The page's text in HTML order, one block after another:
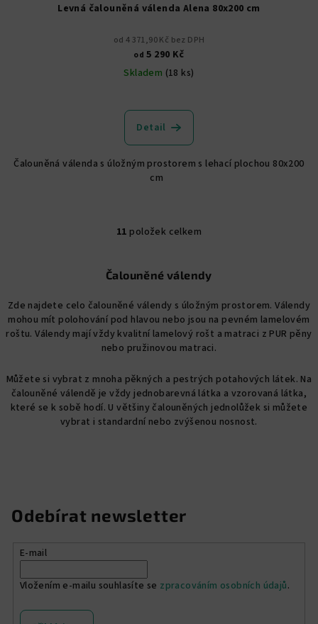
Levná čalouněná válenda Alena 80x200 cm
od 4 371,90 Kč bez DPH
od 5 290 Kč
Skladem (18 ks)
hodnocení
produktu
z
5
Detail
Čalouněná válenda s úložným prostorem s lehací plochou 80x200
cm
O
l
d
a
c
í
r
v
k
s
11 položek celkem
Čalouněné válendy
Zde najdete celo čalouněné válendy s úložným prostorem. Válendy
mohou mít polohování pod hlavou nebo jsou na pevném lamelovém
roštu. Válendy mají vždy kvalitní lamelový rošt a matraci z PUR pěny
nebo pružinovou matraci.
Můžete si vybrat z mnoha pěkných a pestrých potahových látek. Na
čalouněné válendě je vždy jednobarevná látka a vzorovaná látka,
které se k sobě hodí. U většiny čalouněných jednolůžek si můžete
vybrat i standardní nebo zvýšenou nosnost.
Odebírat newsletter
E-mail
Vložením e-mailu souhlasíte se zpracováním osobních údajů.